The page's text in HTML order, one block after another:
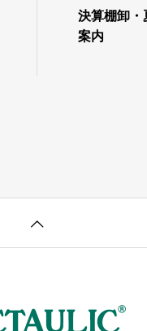
決算棚卸・
案内